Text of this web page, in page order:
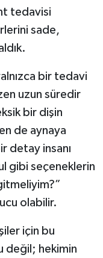
tedavisi
sade,
bir tedavi
uzun süredir
bir dişin
de aynaya
detay insanı
gibi seçeneklerin
olabilir.
için bu
değil; hekimin